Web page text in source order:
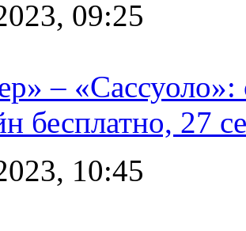
09:25
–
бесплатно, 27
10:45